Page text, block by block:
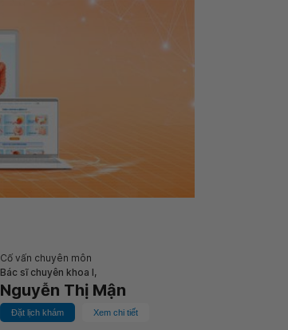
Cố vấn chuyên môn
Bác sĩ chuyên khoa I,
Nguyễn Thị Mận
Đặt lịch khám Xem chi tiết